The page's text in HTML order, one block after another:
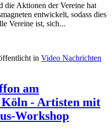
die Aktionen der Vereine hat
entwickelt, sodass dies
Vereine ist, sich...
in Video Nachrichten
am
Köln - Artisten mit
Workshop